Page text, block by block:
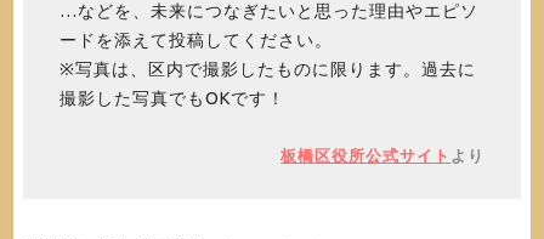
…などを、未来につなぎたいと思った理由やエピソ
ードを添えて投稿してください。
※写真は、区内で撮影したものに限ります。過去に
撮影した写真でもOKです！
板橋区役所公式サイト より